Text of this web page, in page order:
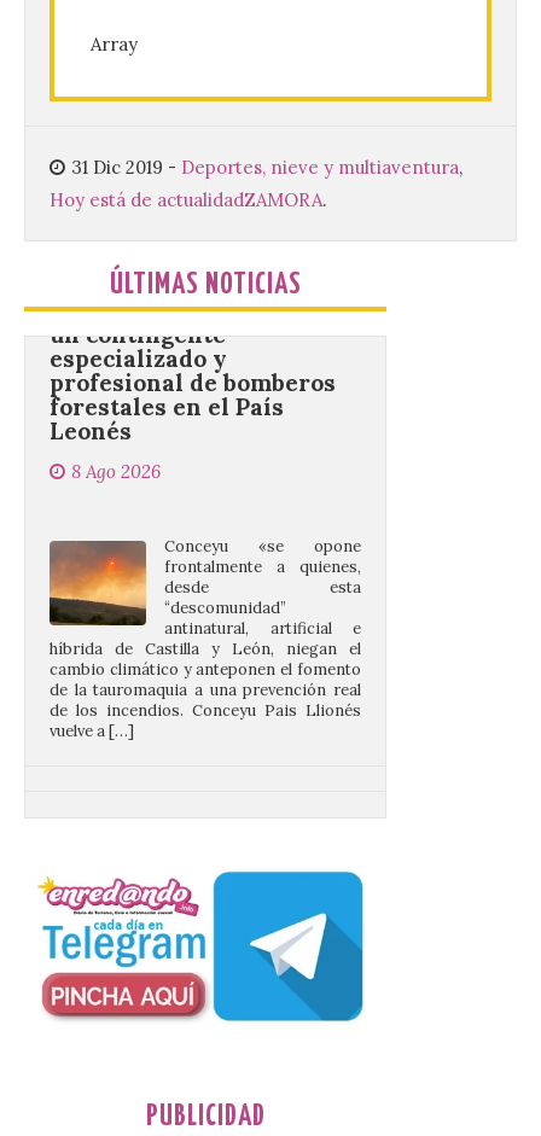
Array
31 Dic 2019 - Deportes, nieve y multiaventura,
Hoy está de actualidadZAMORA.
ÚLTIMAS NOTICIAS
Conceyu vuelve a exigir
un contingente
especializado y
profesional de bomberos
forestales en el País
Leonés
8 Ago 2026
“descomunidad”
antinatural, artificial e
híbrida de Castilla y León, niegan el
cambio climático y anteponen el fomento
de la tauromaquia a una prevención real
de los incendios. Conceyu Pais Llionés
vuelve a […]
público y evitar el
8 Ago 2026
El TUS cuenta con líneas
que llegan a la zona en
puntos como el faro de
especial de lanzaderas desde el PCTCAN
a Ciriego. El Ayuntamiento de […]
PUBLICIDAD